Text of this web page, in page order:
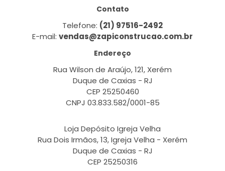
Contato
Telefone: (21) 97516-2492
E-mail: vendas@zapiconstrucao.com.br
Endereço
Rua Wilson de Araújo, 121, Xerém
Duque de Caxias - RJ
CEP 25250460
CNPJ 03.833.582/0001-85
Loja Depósito Igreja Velha
Rua Dois Irmãos, 13, Igreja Velha - Xerém
Duque de Caxias - RJ
CEP 25250316